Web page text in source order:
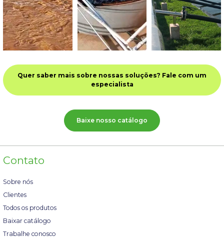
Quer saber mais sobre nossas soluções? Fale com um
especialista
Baixe nosso catálogo
Contato
Sobre nós
Clientes
Todos os produtos
Baixar catálogo
Trabalhe conosco